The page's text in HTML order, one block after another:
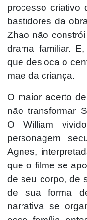
processo criativo
bastidores da
Zhao não
drama familiar.
que desloca o
mãe da criança.
O maior acerto
não transformar
O William
personagem
Agnes,
que o filme se
de seu corpo, de
de sua forma
narrativa se